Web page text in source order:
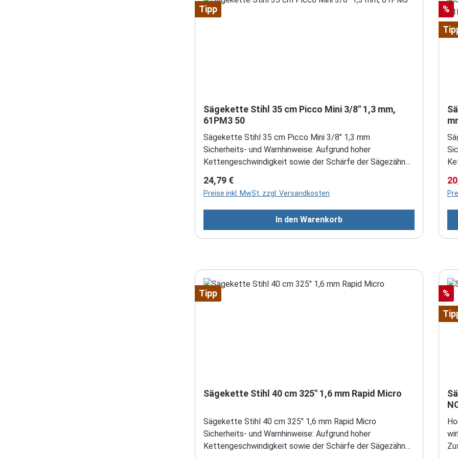
Tipp
Sägekette Stihl 35 cm Picco Mini 3/8" 1,3 mm,
61PM3 50
Sägekette Stihl 35 cm Picco Mini 3/8" 1,3 mm
Sicherheits- und Warnhinweise: Aufgrund hoher
Kettengeschwindigkeit sowie der Schärfe der Sägezähne,
der Motorsäge erforderlich. Die Motorsäge nur zum Sägen
von Holz und hölzernen Gegenständen verwenden! Für
andere Zwecke darf die Motorsäge nicht benutzt werden
– Es herrscht Unfallgefahr! Keine Änderungen an der
auftreten, schließen sowohl Hersteller als auch Händler
jede Haftung aus. Es besteht die Gefahr von Rückschlag/
Rückstoß der Säge und Hineinziehen der Säge in das Holz.
Regulärer Preis:
24,79 €
Preise inkl. MwSt. zzgl. Versandkosten
In den Warenkorb
%
–
Tipp
Sägekette Stihl 40 cm 325" 1,6 mm Rapid Micro
Sägekette Stihl 40 cm 325" 1,6 mm Rapid Micro
Sicherheits- und Warnhinweise: Aufgrund hoher
Kettengeschwindigkeit sowie der Schärfe der Sägezähne,
%